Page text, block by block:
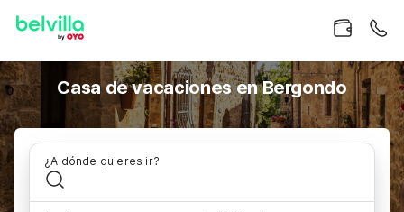
Casa de vacaciones en Bergondo
¿A dónde quieres ir?